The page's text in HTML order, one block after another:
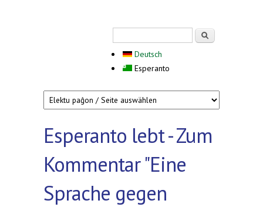
Deutsch
Esperanto
Esperanto lebt - Zum
Kommentar "Eine
Sprache gegen